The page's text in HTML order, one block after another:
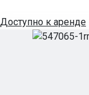
Доступно к аренде